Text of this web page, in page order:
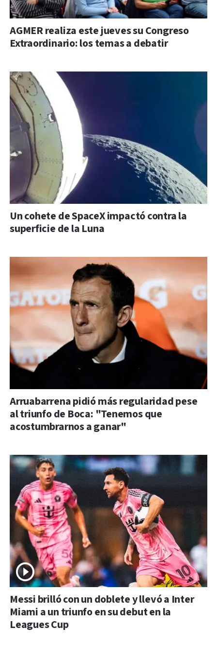
AGMER realiza este jueves su Congreso
Extraordinario: los temas a debatir
Un cohete de SpaceX impactó contra la
superficie de la Luna
Arruabarrena pidió más regularidad pese
al triunfo de Boca: "Tenemos que
acostumbrarnos a ganar"
Messi brilló con un doblete y llevó a Inter
Miami a un triunfo en su debut en la
Leagues Cup